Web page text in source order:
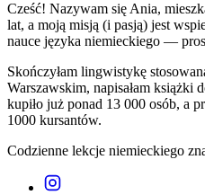
Cześć! Nazywam się Ania,
lat, a moją misją (i pasją) jest
nauce języka niemieckiego —
Skończyłam lingwistykę
Warszawskim, napisałam książki
kupiło już ponad 13 000 osób, a
1000 kursantów.
Codzienne lekcje niemieckiego